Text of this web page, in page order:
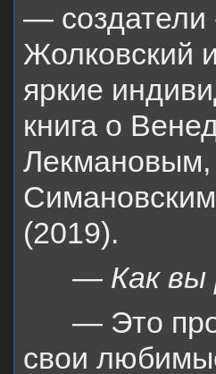
— создатели
Жолковский
яркие
книга о
(2019).
— Как вы
— Это
свои